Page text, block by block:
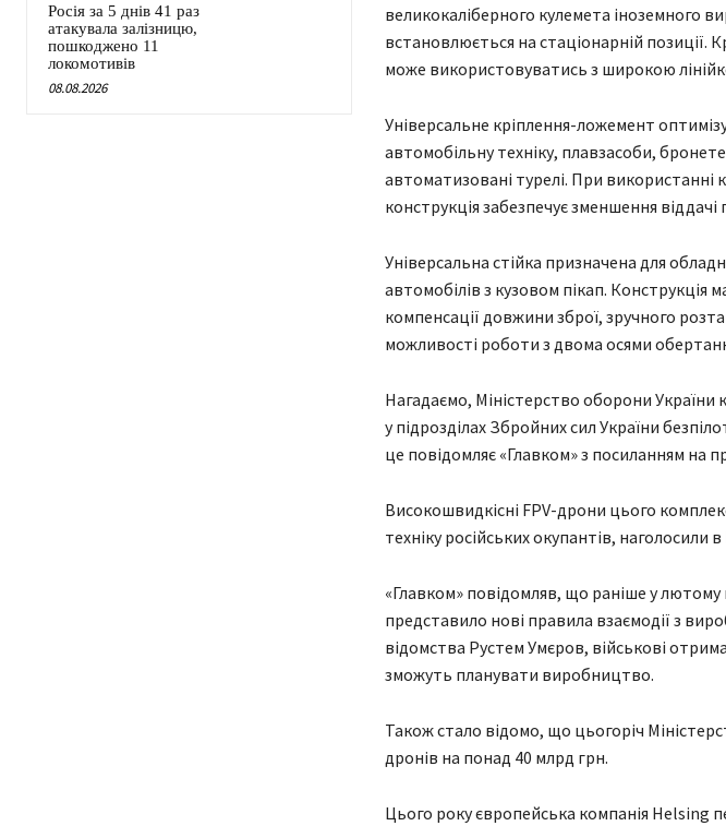
Росія за 5 днів 41 раз
атакувала залізницю,
пошкоджено 11
локомотивів
08.08.2026
великокаліберного кулемета іноземного
встановлюється на стаціонарній
може використовуватись з широкою
Універсальне кріплення-ложемент
автомобільну техніку, плавзасоби,
автоматизовані турелі. При використанні
конструкція забезпечує зменшення віддачі
Універсальна стійка призначена для
автомобілів з кузовом пікап.
компенсації довжини зброї, зручного
можливості роботи з двома осями
Нагадаємо, Міністерство оборони України
у підрозділах Збройних сил України
це повідомляє «Главком» з посиланням на
Високошвидкісні FPV-дрони цього
техніку російських окупантів, наголосили
«Главком» повідомляв, що раніше у
представило нові правила взаємодії з
відомства Рустем Умєров, військові
зможуть планувати виробництво.
Також стало відомо, що цьогоріч
дронів на понад 40 млрд грн.
Цього року європейська компанія Helsing